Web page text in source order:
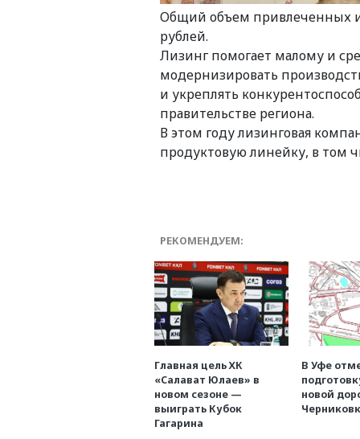
Общий объем привлеченных
рублей.
Лизинг помогает малому и
модернизировать
и укреплять
правительстве региона.
В этом году лизинговая
продуктовую линейку, в том
РЕКОМЕНДУЕМ:
Главная цель ХК
«Салават Юлаев» в
новом сезоне —
выиграть Кубок
Гагарина
В Уфе
новой